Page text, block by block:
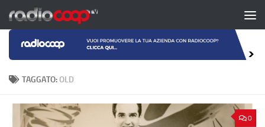
Salta al contenuto
TAGGATO:OLD
0